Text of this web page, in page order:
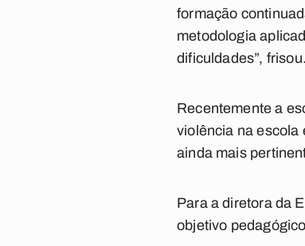
formação
metodologia
dificuldades”, frisou.
Recentemente a
violência na escola
ainda mais
Para a diretora da
objetivo